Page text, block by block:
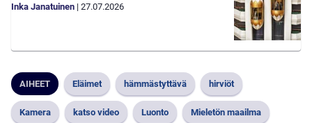
Inka Janatuinen | 27.07.2026
AIHEET Eläimet hämmästyttävä hirviöt
Kamera katso video Luonto Mieletön maailma